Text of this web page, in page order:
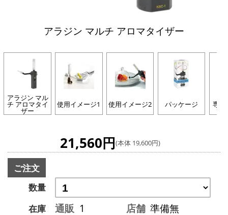
アラジン マルチ アロマタイザー
アラジン マル
チ アロマタイ
ザー
使用イメージ1 使用イメージ2 パッケージ 専用
21,560円(本体 19,600円)
ご注文
数量
在庫
通販 1 店舗 準備無